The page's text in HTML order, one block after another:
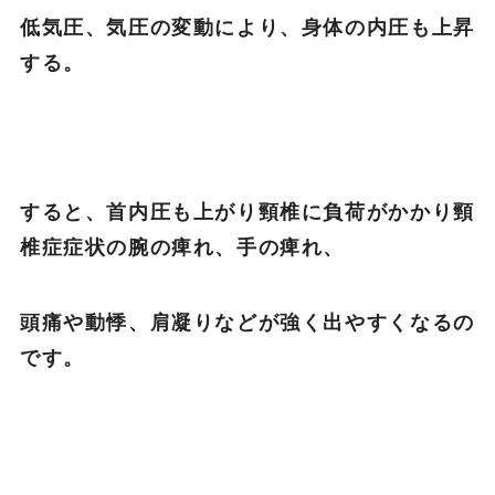
低気圧、気圧の変動により、身体の内圧も上昇
する。
すると、首内圧も上がり頸椎に負荷がかかり頸
椎症症状の腕の痺れ、手の痺れ、
頭痛や動悸、肩凝りなどが強く出やすくなるの
です。